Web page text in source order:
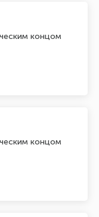
концом
концом